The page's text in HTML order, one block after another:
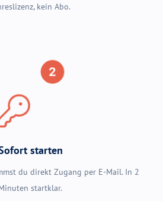
kein Abo.
starten
du direkt Zugang per E-Mail. In 2
startklar.